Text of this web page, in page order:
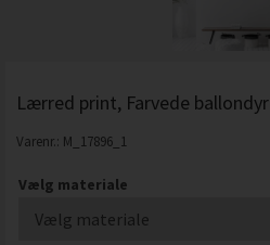
Lærred print, Farvede ballondyr
Varenr.: M_17896_1
Vælg materiale